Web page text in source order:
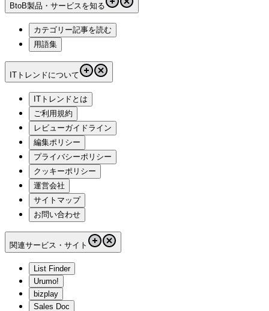
BtoB製品・サービスを知る
カテゴリー記事を読む
用語集
ITトレンドについて
ITトレンドとは
ご利用規約
レビューガイドライン
編集ポリシー
プライバシーポリシー
クッキーポリシー
運営会社
サイトマップ
お問い合わせ
関連サービス・サイト
List Finder
Urumo!
bizplay
Sales Doc